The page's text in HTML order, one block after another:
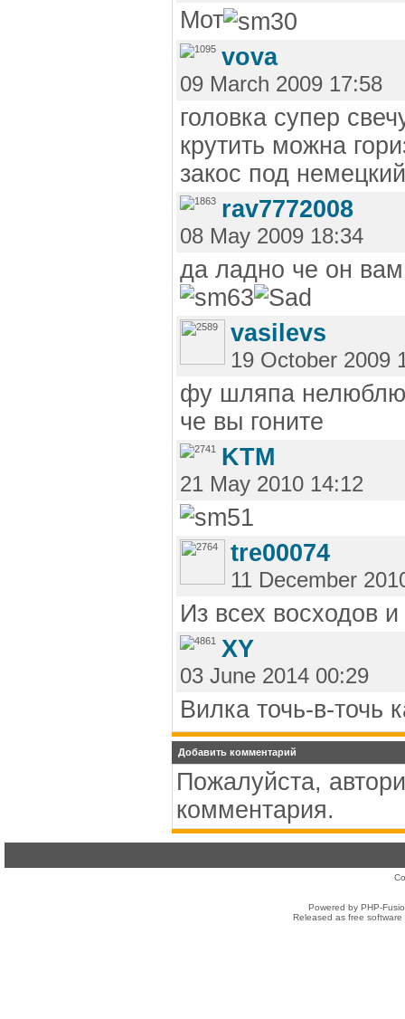
Мот
vova
09 March 2009 17:58
головка супер
крутить можна
закос под
rav7772008
08 May 2009 18:34
да ладно че он
vasilevs
19 October 2009
фу шляпа
че вы гоните
KTM
21 May 2010 14:12
tre00074
11 December
Из всех восходов
XY
03 June 2014 00:29
Вилка точь-в-точь
Добавить комментарий
Пожалуйста,
комментария.
Powered by PHP-
Released as free